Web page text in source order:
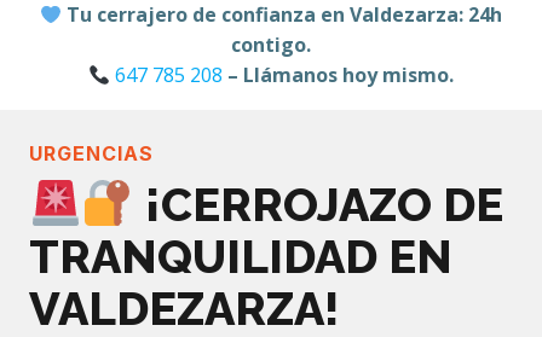
Tu cerrajero de confianza en Valdezarza: 24h
contigo.
647 785 208 – Llámanos hoy mismo.
URGENCIAS
¡CERROJAZO DE
TRANQUILIDAD EN
VALDEZARZA!